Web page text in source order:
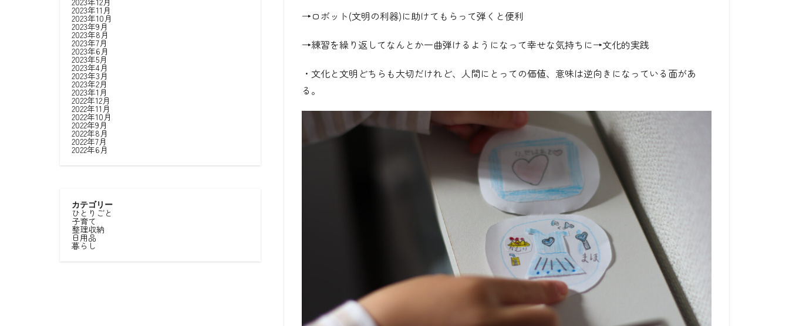
→ロボット(文明の利器)に助けてもらって弾くと便利
→練習を繰り返してなんとか一曲弾けるようになって幸せな気持ちに→文化的実践
・文化と文明どちらも大切だけれど、人間にとっての価値、意味は逆向きになっている面があ
る。
2023年11月
2023年10月
2023年9月
2023年8月
2023年7月
2023年6月
2023年5月
2023年4月
2023年3月
2023年2月
2023年1月
2022年12月
2022年11月
2022年10月
2022年9月
2022年8月
2022年7月
2022年6月
カテゴリー
ひとりごと
子育て
整理収納
日用品
暮らし